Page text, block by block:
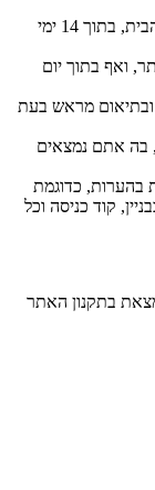
ההזמנה תסופק ישירות באמצעות שליח עד הבית, בתוך 14 ימי
ואף בתוך יום
ובתיאום מראש בעת
בה אתם נמצאים
בהערות, כדוגמת
קוד כניסה וכל
בתקנון האתר